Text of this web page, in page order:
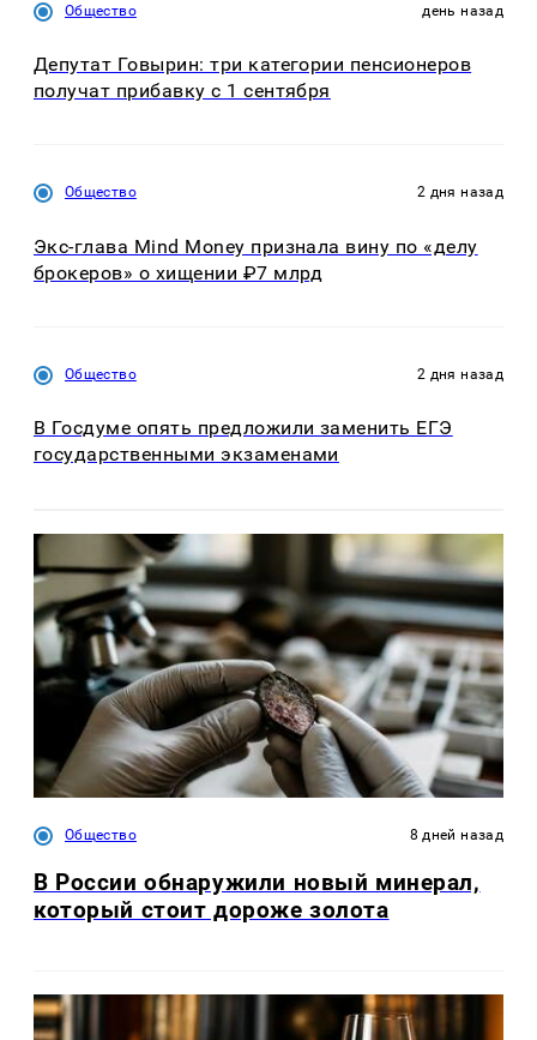
Общество день назад
Депутат Говырин: три категории пенсионеров
получат прибавку с 1 сентября
Общество 2 дня назад
Экс-глава Mind Money признала вину по «делу
брокеров» о хищении ₽7 млрд
Общество 2 дня назад
В Госдуме опять предложили заменить ЕГЭ
государственными экзаменами
Общество 8 дней назад
В России обнаружили новый минерал,
который стоит дороже золота